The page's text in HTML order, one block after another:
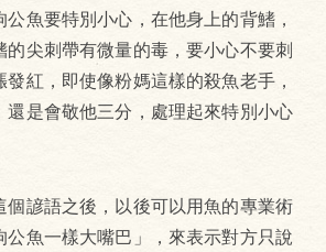
魚要特別小心，在他身上的背鰭，
的尖刺帶有微量的毒，要小心不要刺
紅，即使像粉媽這樣的殺魚老手，
還是會敬他三分，處理起來特別小心
個諺語之後，以後可以用魚的專業術
公魚一樣大嘴巴」，來表示對方只說